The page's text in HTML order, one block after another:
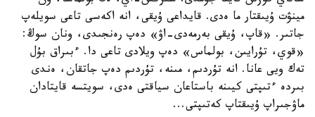
مينۋت ۇيىقتار ما ەدى. قايداعى ۇيقى، انە اكەسى تاعى سويلەپ
جاتىر. «قاپ، ۇيقى بەرمەدى-اۋ» دەپ رەنجىدى، ونان سوڭ:
«قوي، تۇرايىن، بولماس» دەپ ويلادى تاعى دا. ءبىراق بۇل
تەك ويى عانا. انە تۇردىم، مىنە، تۇردىم دەپ جاتقان، ەندى
بىردە ءتىپتى كيىنە باستاعان سياقتى ەدى، سويتسە قايتادان
ماۋجىراپ ۇيىقتاپ كەتىپتى...